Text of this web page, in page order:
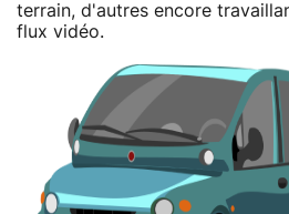
terrain, d'autres encore
flux vidéo.